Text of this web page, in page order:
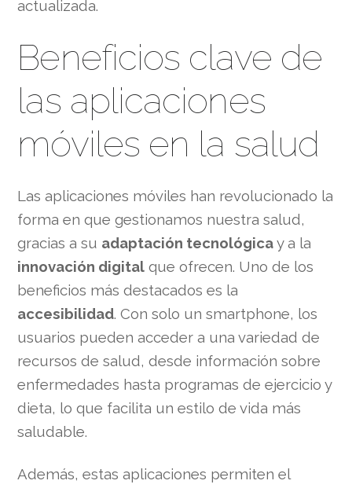
actualizada.
Beneficios clave de
las aplicaciones
móviles en la salud
Las aplicaciones móviles han revolucionado la
forma en que gestionamos nuestra salud,
gracias a su adaptación tecnológicay a la
innovación digital que ofrecen. Uno de los
beneficios más destacados es la
accesibilidad. Con solo un smartphone, los
usuarios pueden acceder a una variedad de
recursos de salud, desde información sobre
enfermedades hasta programas de ejercicio y
dieta, lo que facilita un estilo de vida más
saludable.
Además, estas aplicaciones permiten el